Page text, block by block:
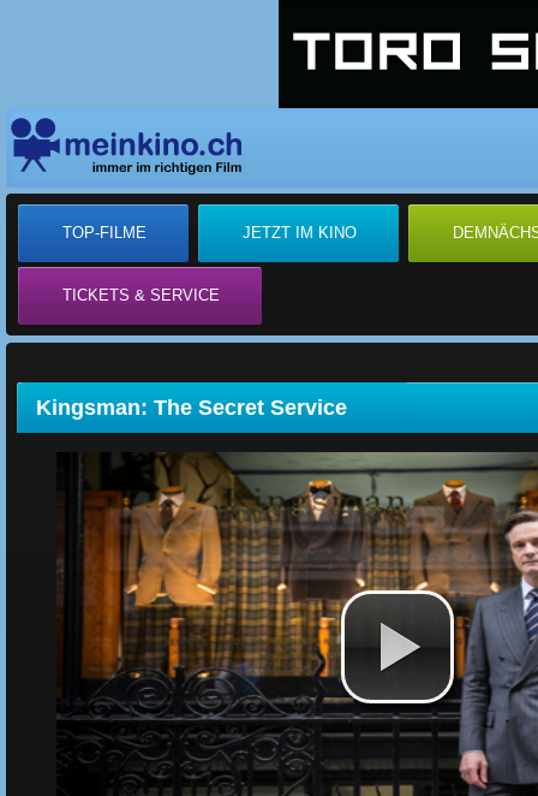
TOP-FILME JETZT IM KINO
TICKETS & SERVICE
Kingsman: The Secret Service